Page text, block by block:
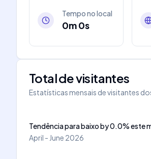
Tempo no local
0m 0s
Total de visitantes
Estatísticas mensais de visitantes
Tendência para baixoby0.0%este
April - June 2026